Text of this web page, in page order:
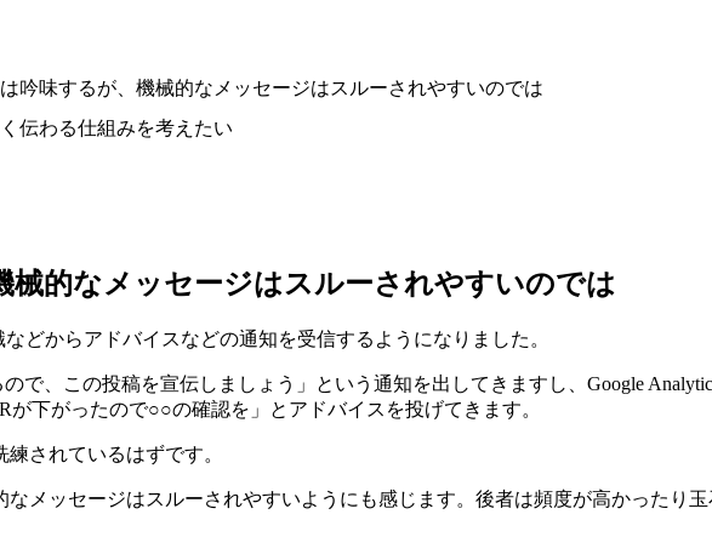
吟味するが、機械的なメッセージはスルーされやすいのでは
伝わる仕組みを考えたい
的なメッセージはスルーされやすいのでは
どからアドバイスなどの通知を受信するようになりました。
で、この投稿を宣伝しましょう」という通知を出してきますし、Google
下がったので○○の確認を」とアドバイスを投げてきます。
されているはずです。
メッセージはスルーされやすいようにも感じます。後者は頻度が高かったり